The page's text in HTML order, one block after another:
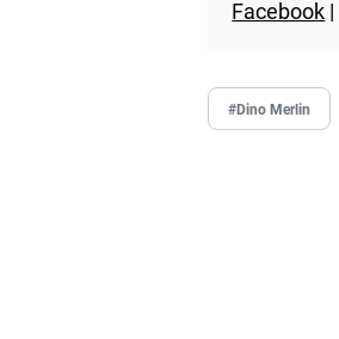
Facebook |
#Dino Merlin